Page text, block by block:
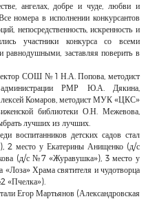
ангелах, добре и чуде, любви и
номера в исполнении конкурсантов
непосредственность, искренность и
участники конкурса со всеми
равнодушными, заставляя поверить в
СОШ № 1 Н.А. Попова, методист
администрации РМР Ю.А. Дякина,
Комаров, методист МУК «ЦКС»
библиотеки О.Н. Межевова,
лучших из лучших.
воспитанников детских садов стал
2 место у Екатерины Анищенко (д/с
(д/с №7 «Журавушка»), 3 место у
Храма святителя и чудотворца
«Пчелка»).
Егор Мартьянов (Александровская